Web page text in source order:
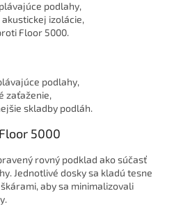
podlahy,
izolácie,
Floor 5000.
podlahy,
zaťaženie,
skladby podláh.
5000
rovný podklad ako súčasť
Jednotlivé dosky sa kladú tesne
aby sa minimalizovali